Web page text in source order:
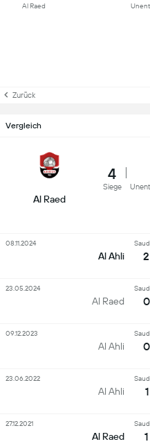
Al Raed
Zurück
Vergleich
Al Raed
4
Siege
Al Ahli
08.11.2024
Al Raed
23.05.2024
Al Ahli
09.12.2023
Al Ahli
23.06.2022
Al Raed
27.12.2021